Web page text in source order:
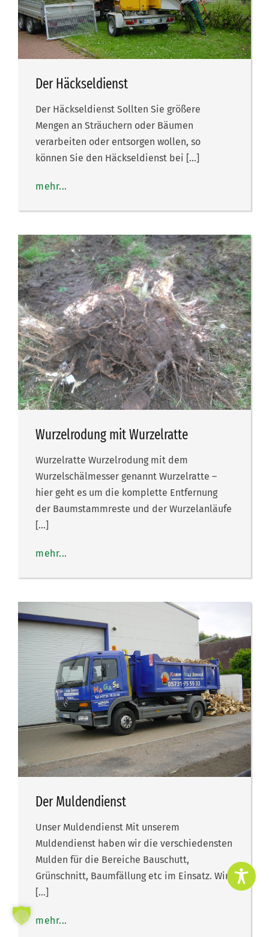
Der Häckseldienst
Der Häckseldienst Sollten Sie größere
Mengen an Sträuchern oder Bäumen
verarbeiten oder entsorgen wollen, so
können Sie den Häckseldienst bei […]
mehr...
Wurzelrodung mit Wurzelratte
Wurzelratte Wurzelrodung mit dem
Wurzelschälmesser genannt Wurzelratte –
hier geht es um die komplette Entfernung
der Baumstammreste und der Wurzelanläufe
[…]
mehr...
Der Muldendienst
Unser Muldendienst Mit unserem
Muldendienst haben wir die verschiedensten
Mulden für die Bereiche Bauschutt,
Grünschnitt, Baumfällung etc im Einsatz. Wir
[…]
mehr...